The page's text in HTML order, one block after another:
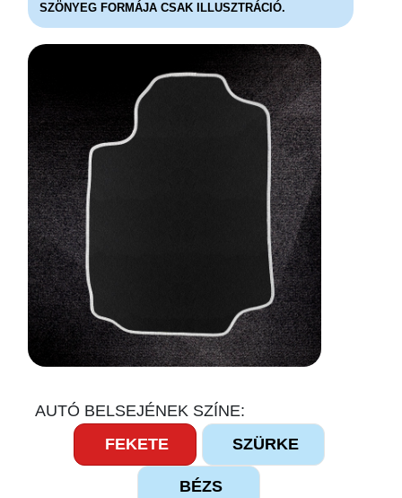
SZÖNYEG FORMÁJA CSAK ILLUSZTRÁCIÓ.
AUTÓ BELSEJÉNEK SZÍNE:
FEKETE
SZÜRKE
BÉZS